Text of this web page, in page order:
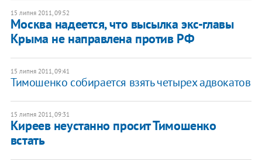
15 липня 2011, 09:52
Москва надеется, что высылка экс-главы
Крыма не направлена против РФ
15 липня 2011, 09:41
Тимошенко собирается взять четырех адвокатов
15 липня 2011, 09:31
Киреев неустанно просит Тимошенко
встать